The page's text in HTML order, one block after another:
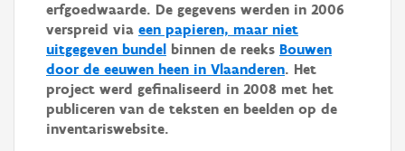
erfgoedwaarde. De gegevens werden in 2006
verspreid via een papieren, maar niet
uitgegeven bundel binnen de reeks Bouwen
door de eeuwen heen in Vlaanderen. Het
project werd gefinaliseerd in 2008 met het
publiceren van de teksten en beelden op de
inventariswebsite.